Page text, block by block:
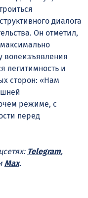
диалога
Он отметил,
волеизъявления
легитимность и
сторон: «Нам
режиме, с
перед
Telegram,
Max.